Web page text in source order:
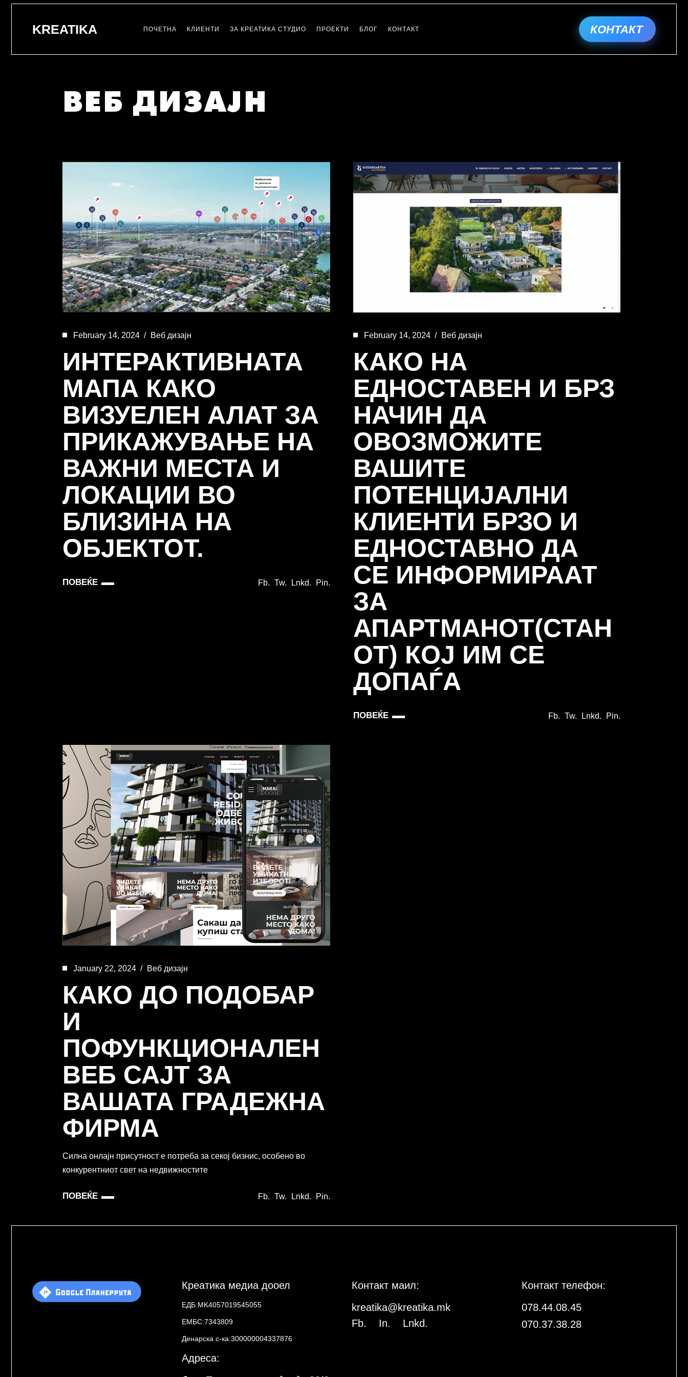
Skip
contentKREATIKA ПОЧЕТНА КЛИЕНТИ ЗА КРЕАТИКА СТУДИО ПРОЕКТИ БЛОГ КОНТАКТ КОНТАКТ
ВЕБ ДИЗАЈН
February 14, 2024 Веб дизајн
ИНТЕРАКТИВНАТА
МАПА КАКО
ВИЗУЕЛЕН АЛАТ ЗА
ПРИКАЖУВАЊЕ НА
ВАЖНИ МЕСТА И
ЛОКАЦИИ ВО
БЛИЗИНА НА
ОБЈЕКТОТ.
ПОВЕЌЕ Fb. Tw. Lnkd. Pin.
February 14, 2024 Веб дизајн
КАКО НА
ЕДНОСТАВЕН И БРЗ
НАЧИН ДА
ОВОЗМОЖИТЕ
ВАШИТЕ
ПОТЕНЦИЈАЛНИ
КЛИЕНТИ БРЗО И
ЕДНОСТАВНО ДА
СЕ ИНФОРМИРААТ
ЗА
АПАРТМАНОТ(СТАН
ОТ) КОЈ ИМ СЕ
ДОПАЃА
ПОВЕЌЕ Fb. Tw. Lnkd. Pin.
January 22, 2024 Веб дизајн
КАКО ДО ПОДОБАР
И
ПОФУНКЦИОНАЛЕН
ВЕБ САЈТ ЗА
ВАШАТА ГРАДЕЖНА
ФИРМА
Силна онлајн присутност е потреба за секој бизнис, особено во
конкурентниот свет на недвижностите
ПОВЕЌЕ Fb. Tw. Lnkd. Pin.
Креатика медиа дооел
ЕДБ:MK4057019545055
ЕМБС:7343809
Денарска с-ка:300000004337876
Адреса:
Контакт маил:
kreatika@kreatika.mk
Fb.
In. Lnkd.
Контакт телефон:
078.44.08.45
070.37.38.28